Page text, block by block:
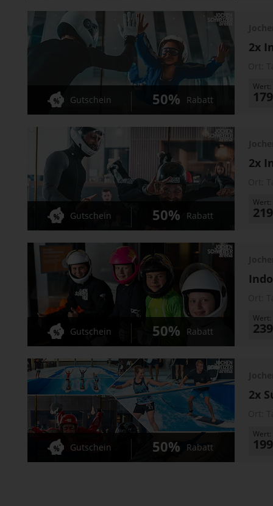
2x
Gutschein 50% Rabatt
Wert:
2x
Gutschein 50% Rabatt
Wert:
Gutschein 50% Rabatt
Wert:
2x
Gutschein 50% Rabatt
Wert: